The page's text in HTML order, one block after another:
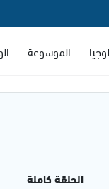
الموسوعة
الحلقة كاملة